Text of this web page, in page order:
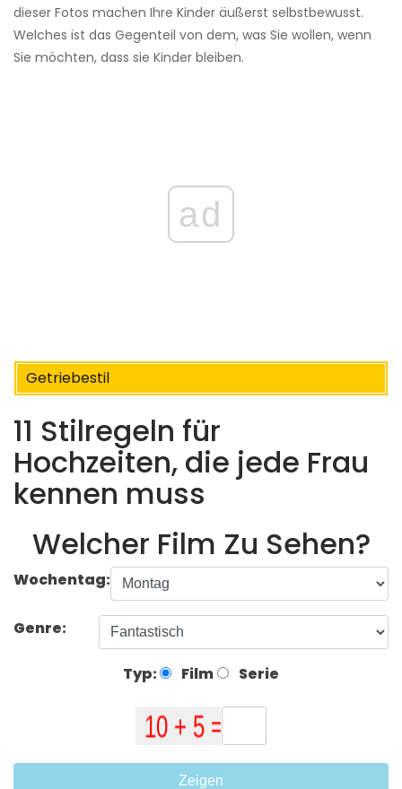
dieser Fotos machen Ihre Kinder äußerst selbstbewusst.
Welches ist das Gegenteil von dem, was Sie wollen, wenn
Sie möchten, dass sie Kinder bleiben.
ad
Getriebestil
11 Stilregeln für
Hochzeiten, die jede Frau
kennen muss
Welcher Film Zu Sehen?
Wochentag:
Genre:
Typ: Film Serie
Zeigen